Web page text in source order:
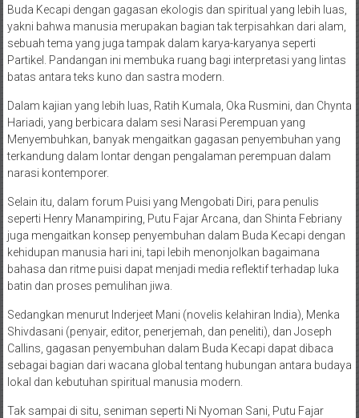
Buda Kecapi dengan gagasan ekologis dan spiritual yang lebih luas,
yakni bahwa manusia merupakan bagian tak terpisahkan dari alam,
sebuah tema yang juga tampak dalam karya-karyanya seperti
Partikel. Pandangan ini membuka ruang bagi interpretasi yang lintas
batas antara teks kuno dan sastra modern.
Dalam kajian yang lebih luas, Ratih Kumala, Oka Rusmini, dan Chynta
Hariadi, yang berbicara dalam sesi Narasi Perempuan yang
Menyembuhkan, banyak mengaitkan gagasan penyembuhan yang
terkandung dalam lontar dengan pengalaman perempuan dalam
narasi kontemporer.
Selain itu, dalam forum Puisi yang Mengobati Diri, para penulis
seperti Henry Manampiring, Putu Fajar Arcana, dan Shinta Febriany
juga mengaitkan konsep penyembuhan dalam Buda Kecapi dengan
kehidupan manusia hari ini, tapi lebih menonjolkan bagaimana
bahasa dan ritme puisi dapat menjadi media reflektif terhadap luka
batin dan proses pemulihan jiwa.
Sedangkan menurut Inderjeet Mani (novelis kelahiran India), Menka
Shivdasani (penyair, editor, penerjemah, dan peneliti), dan Joseph
Callins, gagasan penyembuhan dalam Buda Kecapi dapat dibaca
sebagai bagian dari wacana global tentang hubungan antara budaya
lokal dan kebutuhan spiritual manusia modern.
Tak sampai di situ, seniman seperti Ni Nyoman Sani, Putu Fajar